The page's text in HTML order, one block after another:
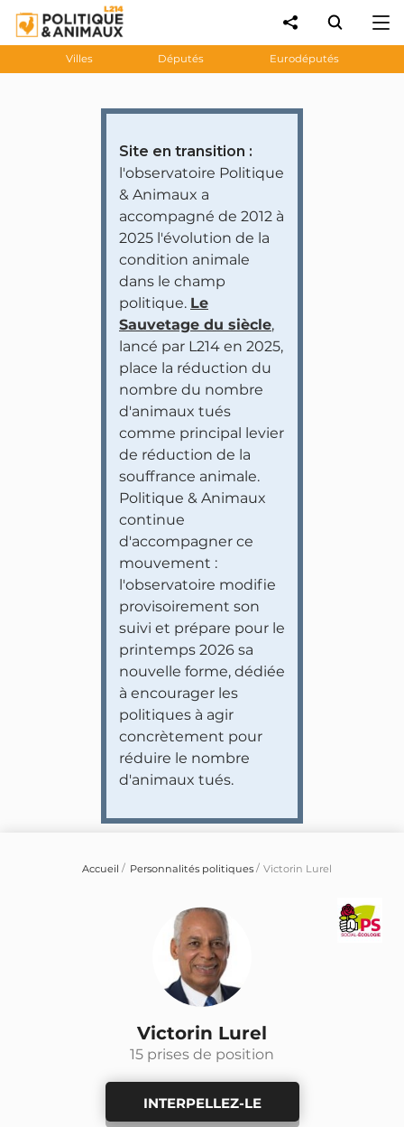
Villes Députés Eurodéputés
Site en transition :
l'observatoire Politique
& Animaux a
accompagné de 2012 à
2025 l'évolution de la
condition animale
dans le champ
politique. Le
Sauvetage du siècle,
lancé par L214 en 2025,
place la réduction du
nombre du nombre
d'animaux tués
comme principal levier
de réduction de la
souffrance animale.
Politique & Animaux
continue
d'accompagner ce
mouvement :
l'observatoire modifie
provisoirement son
suivi et prépare pour le
printemps 2026 sa
nouvelle forme, dédiée
à encourager les
politiques à agir
concrètement pour
réduire le nombre
d'animaux tués.
Accueil Personnalités politiques Victorin Lurel
Victorin Lurel
15 prises de position
INTERPELLEZ-LE